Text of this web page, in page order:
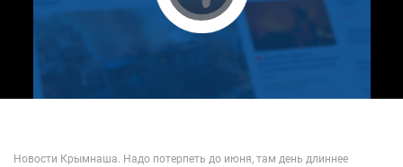
Play Video